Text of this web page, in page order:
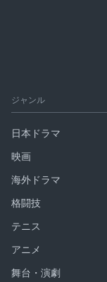
ジャンル
日本ドラマ
映画
海外ドラマ
格闘技
テニス
アニメ
舞台・演劇